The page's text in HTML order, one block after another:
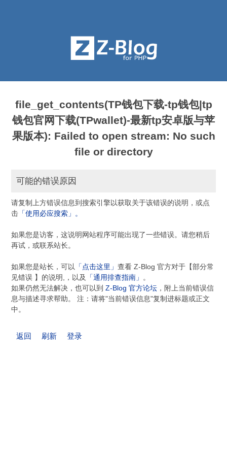
file_get_contents(TP钱包下载-tp钱包|tp
钱包官网下载(TPwallet)-最新tp安卓版与苹
果版本): Failed to open stream: No such
file or directory
可能的错误原因
请复制上方错误信息到搜索引擎以获取关于该错误的说明，或点
击 「使用必应搜索」。
如果您是访客，这说明网站程序可能出现了一些错误。请您稍后
再试，或联系站长。
如果您是站长，可以 「点击这里」查看 Z-Blog 官方对于【部分常
见错误 】的说明,，以及
「通用排查指南」 。
如果仍然无法解决，也可以到Z-Blog 官方论坛 ，附上当前错误信
息与描述寻求帮助。 注：请将"当前错误信息"复制进标题或正文
中。
返回 刷新 登录